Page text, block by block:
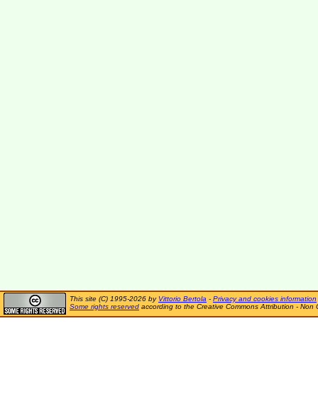
This site (C) 1995-2026 by Vittorio Bertola - Privacy and cookies information
Some rights reserved according to the Creative Commons Attribution - Non